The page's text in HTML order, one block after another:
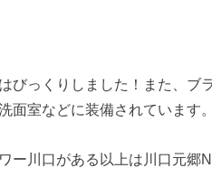
びっくりしました！また、ブ
面室などに装備されています。
ー川口がある以上は川口元郷